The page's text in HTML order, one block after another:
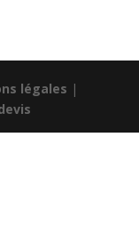
légales |